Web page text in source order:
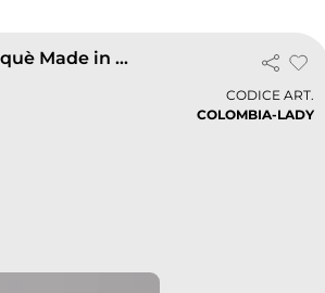
Polo Colombia Lady Donna 100% Cotone Piquè Made in Italy
CODICE ART.
COLOMBIA-LADY